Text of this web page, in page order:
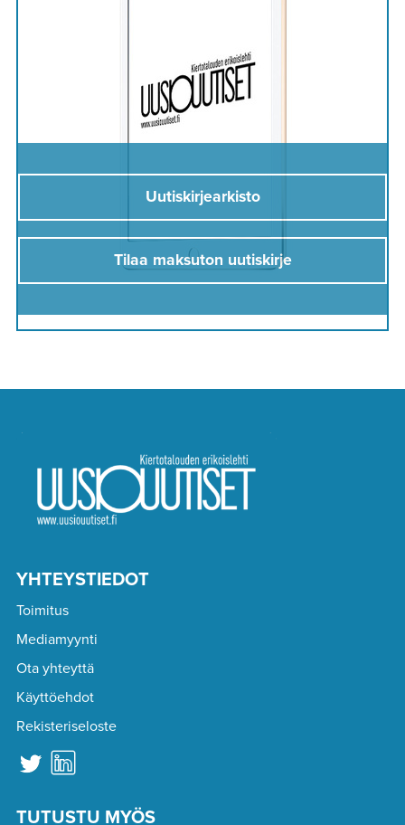
Uutiskirjearkisto
Tilaa maksuton uutiskirje
YHTEYSTIEDOT
Toimitus
Mediamyynti
Ota yhteyttä
Käyttöehdot
Rekisteriseloste
TUTUSTU MYÖS